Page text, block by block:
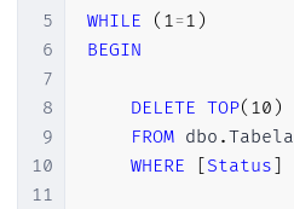
5
6
7
8
9
10
11
WHILE ( 1=1 )
BEGIN
DELETE TOP( 10 )
FROM dbo .Tabela
WHERE
[Status]